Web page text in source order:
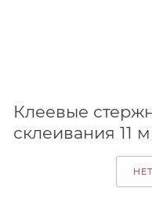
Клеевые
склеивания 11